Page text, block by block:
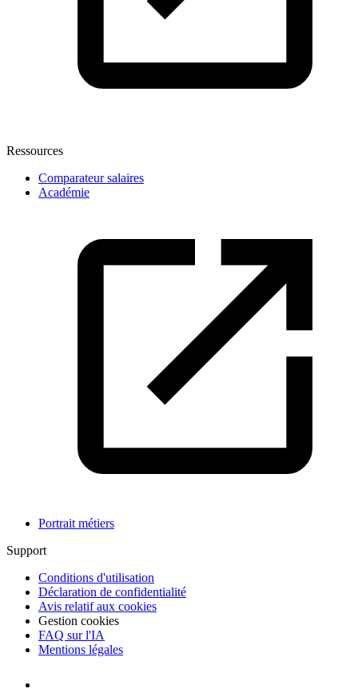
Ressources
Comparateur salaires
Académie
Portrait métiers
Support
Conditions d'utilisation
Déclaration de confidentialité
Avis relatif aux cookies
Gestion cookies
FAQ sur l'IA
Mentions légales